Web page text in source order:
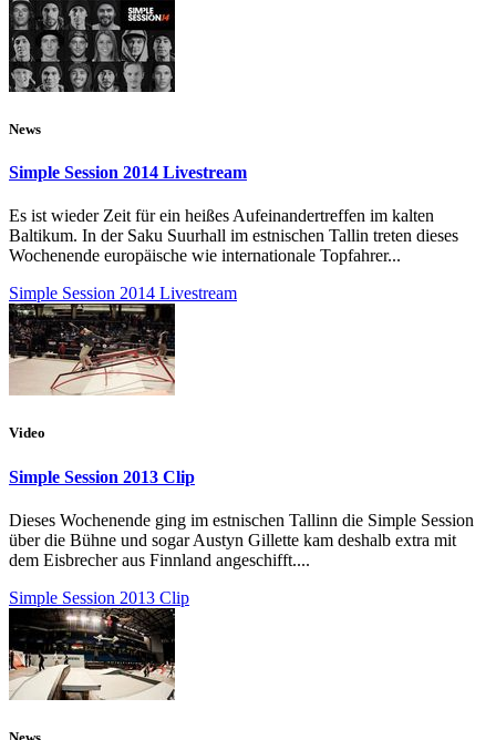
News
Simple Session 2014 Livestream
Es ist wieder Zeit für ein heißes Aufeinandertreffen im kalten
Baltikum. In der Saku Suurhall im estnischen Tallin treten dieses
Wochenende europäische wie internationale Topfahrer...
Simple Session 2014 Livestream
Video
Simple Session 2013 Clip
Dieses Wochenende ging im estnischen Tallinn die Simple Session
über die Bühne und sogar Austyn Gillette kam deshalb extra mit
dem Eisbrecher aus Finnland angeschifft....
Simple Session 2013 Clip